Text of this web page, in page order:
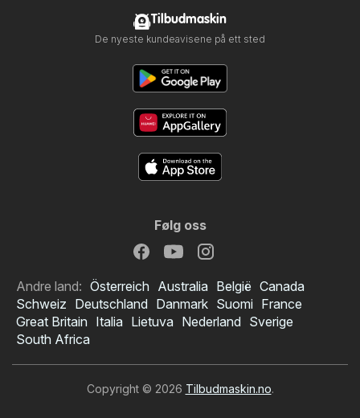
Tilbudmaskin
De nyeste kundeavisene på ett sted
Følg oss
Andre land: Österreich Australia België Canada
Schweiz Deutschland Danmark Suomi France
Great Britain Italia Lietuva Nederland Sverige
South Africa
Copyright © 2026 Tilbudmaskin.no.